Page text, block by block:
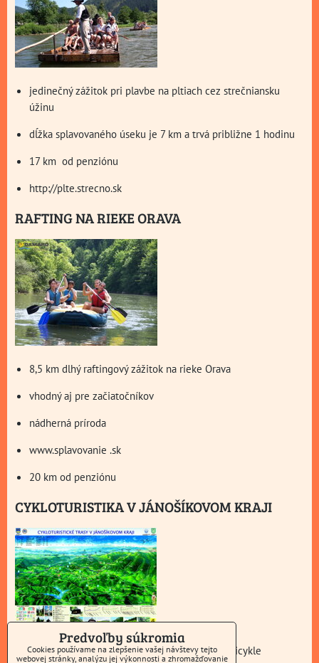
jedinečný zážitok pri plavbe na pltiach cez strečniansku
úžinu
dĺžka splavovaného úseku je 7 km a trvá približne 1 hodinu
17 km od penziónu
http://plte.strecno.sk
RAFTING NA RIEKE ORAVA
8,5 km dlhý raftingový zážitok na rieke Orava
vhodný aj pre začiatočníkov
nádherná príroda
www.splavovanie .sk
20 km od penziónu
CYKLOTURISTIKA V JÁNOŠÍKOVOM KRAJI
značené cyklotrasy pre horské aj trekingové bicykle
Predvoľby súkromia
Cookies používame na zlepšenie vašej návštevy tejto
webovej stránky, analýzu jej výkonnosti a zhromažďovanie